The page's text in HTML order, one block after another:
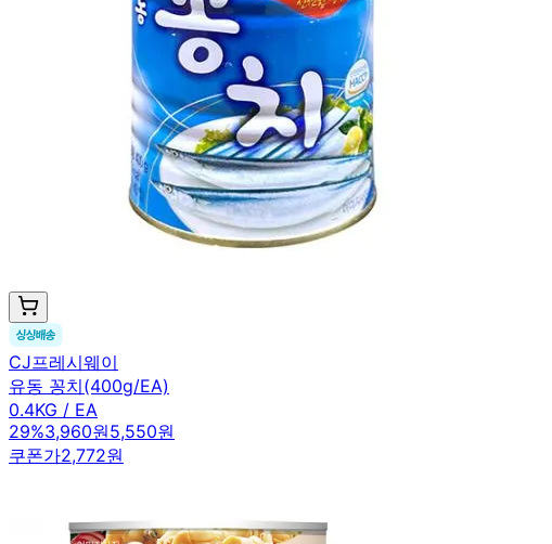
CJ프레시웨이
유동 꽁치(400g/EA)
0.4KG / EA
29%3,960원5,550원
쿠폰가2,772원